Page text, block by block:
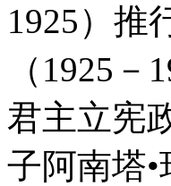
1925）推
（1925
君主立宪
子阿南塔